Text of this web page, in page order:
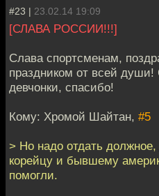
#23 | 23.02.14 19:09
[СЛАВА РОССИИ!!!]
Слава спортсменам,
праздником от всей
девчонки, спасибо!
Кому: Хромой Шайтан, #5
> Но надо отдать
корейцу и бывшему
помогли.